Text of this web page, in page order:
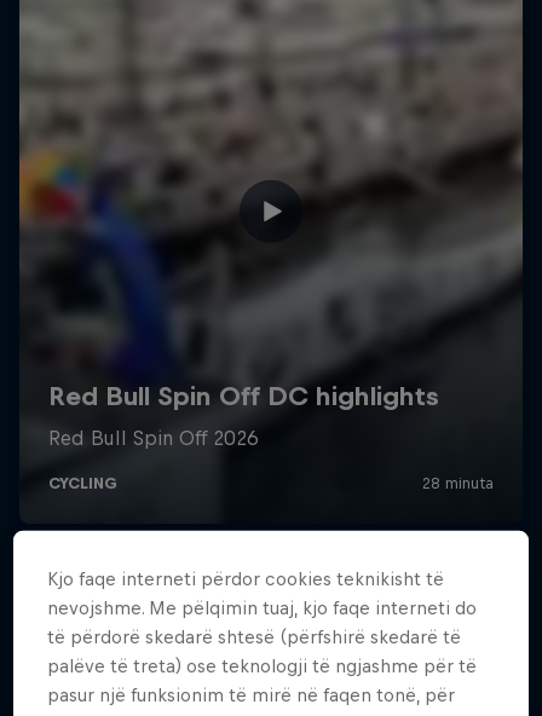
Kjo faqe interneti përdor cookies teknikisht të
nevojshme. Me pëlqimin tuaj, kjo faqe interneti do
të përdorë skedarë shtesë (përfshirë skedarë të
palëve të treta) ose teknologji të ngjashme për të
pasur një funksionim të mirë në faqen tonë, për